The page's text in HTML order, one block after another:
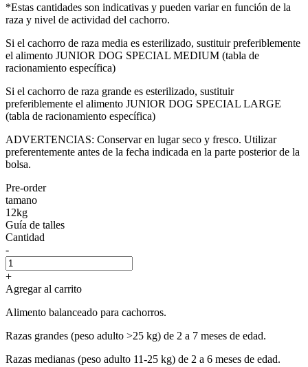
*Estas cantidades son indicativas y pueden variar en función de la
raza y nivel de actividad del cachorro.
Si el cachorro de raza media es esterilizado, sustituir preferiblemente
el alimento JUNIOR DOG SPECIAL MEDIUM (tabla de
racionamiento específica)
Si el cachorro de raza grande es esterilizado, sustituir
preferiblemente el alimento JUNIOR DOG SPECIAL LARGE
(tabla de racionamiento específica)
ADVERTENCIAS: Conservar en lugar seco y fresco. Utilizar
preferentemente antes de la fecha indicada en la parte posterior de la
bolsa.
Pre-order
tamano
12kg
Guía de talles
Cantidad
-
+
Agregar al carrito
Alimento balanceado para cachorros.
Razas grandes (peso adulto >25 kg) de 2 a 7 meses de edad.
Razas medianas (peso adulto 11-25 kg) de 2 a 6 meses de edad.